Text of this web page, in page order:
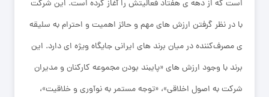
است که از دهه ‌ی هفتاد فعالیتش را آ‌غاز کرده است. این شرکت
با در نظر گرفتن ارزش ‌های مهم و حائز اهمیت و احترام به سلیقه
‌ی مصرف‌کننده در میان برند های ایرانی جایگاه ویژه‌ ای دارد. این
برند با وجود ارزش‌ های «پایبند بودن مجموعه کارکنان و مدیران
شرکت به اصول اخلاقی»، «توجه مستمر به نوآوری و خلاقیت»،